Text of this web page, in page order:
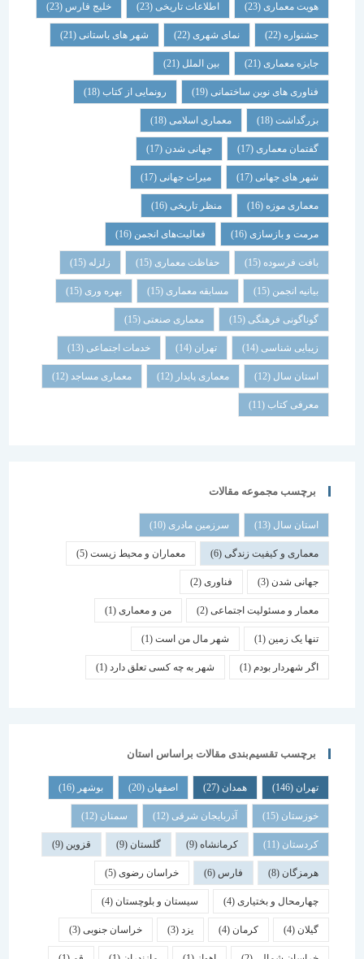
هویت معماری (23) اطلاعات تاریخی(23) خلیج فارس(23)
جشنواره(22) نمای شهری(22) شهر های باستانی (21)
جایزه معماری (21) بین الملل(21)
فناوری های نوین ساختمانی(19) رونمایی از کتاب (18)
بزرگداشت (18) معماری اسلامی(18)
گفتمان معماری (17) جهانی شدن(17)
شهر های جهانی(17) میراث جهانی(17)
معماری موزه(16) منظر تاریخی (16)
مرمت و بازسازی(16) فعالیت‌های انجمن(16)
بافت فرسوده (15) حفاظت معماری (15) زلزله
بیانیه انجمن(15) مسابقه معماری (15) بهره وری(15)
گوناگونی فرهنگی (15) معماری صنعتی(15)
زیبایی شناسی (14) تهران خدمات اجتماعی (13)
استان سال(12) معماری پایدار (12) معماری مساجد(12)
معرفی کتاب(11)
برچسب مجموعه مقالات
استان سال(13) سرزمین مادری(10)
معماری و کیفیت زندگی(6) معماران و محیط زیست(5)
جهانی شدن(3) فناوری (2)
معمار و مسئولیت اجتماعی (2) من و معماری (1)
تنها یک زمین(1) شهر مال من است(1)
اگر شهردار بودم (1) شهر به چه کسی تعلق دارد(1)
برچسب تقسیم‌بندی مقالات براساس استان
همدان اصفهان (20) بوشهر
خوزستان(15) آذربایجان شرقی(12) سمنان (12)
کردستان(11) کرمانشاه(9) گلستان (9) قزوین
هرمزگان(8) فارس خراسان رضوی(5)
چهارمحال و بختیاری (4) سیستان و بلوچستان(4)
کرمان یزد خراسان جنوبی(3)